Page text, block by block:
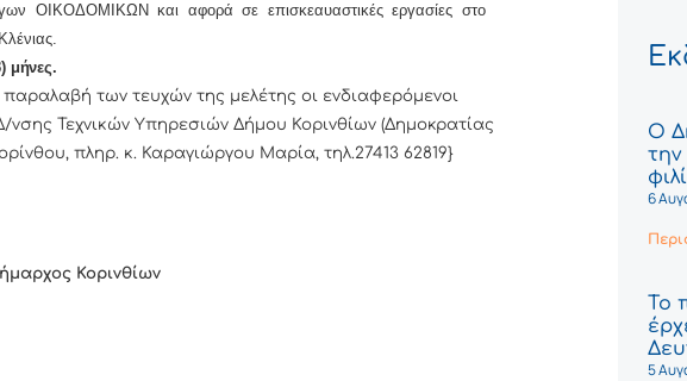
ΟΙΚΟΔΟΜΙΚΩΝ και αφορά σε επισκεαυαστικές εργασίες στο
μήνες.
των τευχών της μελέτης οι ενδιαφερόμενοι
Τεχνικών Υπηρεσιών Δήμου Κορινθίων (Δημοκρατίας
πληρ. κ. Καραγιώργου Μαρία, τηλ.27413 62819}
Κορινθίων
Ο
την
6
Το
5